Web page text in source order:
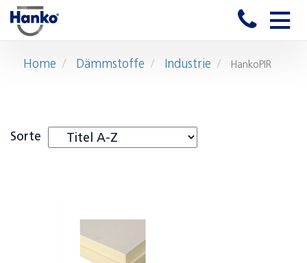
Toggle
Home Dämmstoffe Industrie HankoPIR
Sorte